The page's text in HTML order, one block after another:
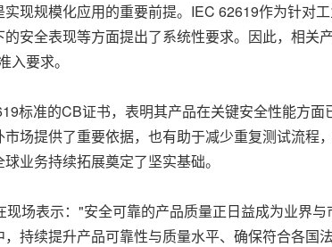
现规模化应用的重要前提。IEC 62619作为针对
安全表现等方面提出了系统性要求。因此，相关
要求。
标准的CB证书，表明其产品在关键安全性能方
场提供了重要依据，也有助于减少重复测试流程
业务持续拓展奠定了坚实基础。
场表示："安全可靠的产品质量正日益成为业界
持续提升产品可靠性与质量水平、确保符合各国